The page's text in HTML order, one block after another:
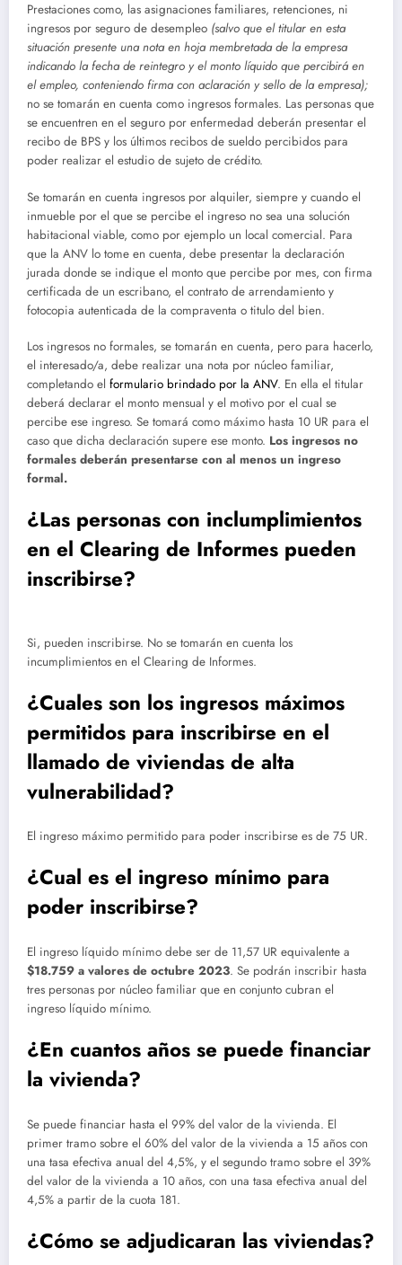
Prestaciones como, las asignaciones familiares, retenciones, ni
ingresos por seguro de desempleo (salvo que el titular en esta
situación presente una nota en hoja membretada de la empresa
indicando la fecha de reintegro y el monto líquido que percibirá en
el empleo, conteniendo firma con aclaración y sello de la empresa);
no se tomarán en cuenta como ingresos formales. Las personas que
se encuentren en el seguro por enfermedad deberán presentar el
recibo de BPS y los últimos recibos de sueldo percibidos para
poder realizar el estudio de sujeto de crédito.
Se tomarán en cuenta ingresos por alquiler, siempre y cuando el
inmueble por el que se percibe el ingreso no sea una solución
habitacional viable, como por ejemplo un local comercial. Para
que la ANV lo tome en cuenta, debe presentar la declaración
jurada donde se indique el monto que percibe por mes, con firma
certificada de un escribano, el contrato de arrendamiento y
fotocopia autenticada de la compraventa o titulo del bien.
Los ingresos no formales, se tomarán en cuenta, pero para hacerlo,
el interesado/a, debe realizar una nota por núcleo familiar,
completando el formulario brindado por la ANV. En ella el titular
deberá declarar el monto mensual y el motivo por el cual se
percibe ese ingreso. Se tomará como máximo hasta 10 UR para el
caso que dicha declaración supere ese monto. Los ingresos no
formales deberán presentarse con al menos un ingreso
formal.
¿Las personas con inclumplimientos
en el Clearing de Informes pueden
inscribirse?
Si, pueden inscribirse. No se tomarán en cuenta los
incumplimientos en el Clearing de Informes.
¿Cuales son los ingresos máximos
permitidos para inscribirse en el
llamado de viviendas de alta
vulnerabilidad?
El ingreso máximo permitido para poder inscribirse es de 75 UR.
¿Cual es el ingreso mínimo para
poder inscribirse?
El ingreso líquido mínimo debe ser de 11,57 UR equivalente a
$18.759 a valores de octubre 2023. Se podrán inscribir hasta
tres personas por núcleo familiar que en conjunto cubran el
ingreso líquido mínimo.
¿En cuantos años se puede financiar
la vivienda?
Se puede financiar hasta el 99% del valor de la vivienda. El
primer tramo sobre el 60% del valor de la vivienda a 15 años con
una tasa efectiva anual del 4,5%, y el segundo tramo sobre el 39%
del valor de la vivienda a 10 años, con una tasa efectiva anual del
4,5% a partir de la cuota 181.
¿Cómo se adjudicaran las viviendas?